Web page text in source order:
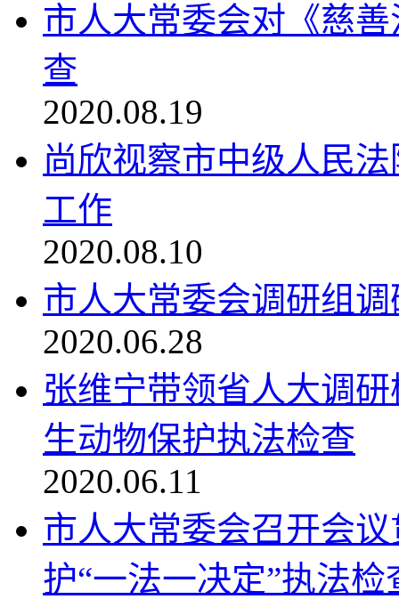
市人大常委会对《慈
查
2020.08.19
尚欣视察市中级人民
工作
2020.08.10
市人大常委会调研组
2020.06.28
张维宁带领省人大调
生动物保护执法检查
2020.06.11
市人大常委会召开会
护“一法一决定”执法检